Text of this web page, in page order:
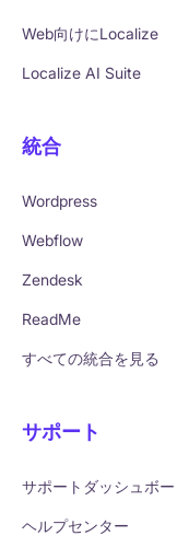
Web向けにLocalize
Localize AI Suite
統合
Wordpress
Webflow
Zendesk
ReadMe
すべての統合を見る
サポート
サポートダッシュボー
ヘルプセンター